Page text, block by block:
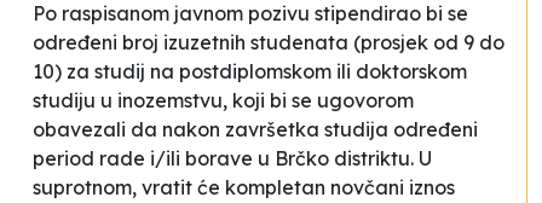
Po raspisanom javnom pozivu stipendirao bi se
određeni broj izuzetnih studenata (prosjek od 9 do
10) za studij na postdiplomskom ili doktorskom
studiju u inozemstvu, koji bi se ugovorom
obavezali da nakon završetka studija određeni
period rade i/ili borave u Brčko distriktu. U
suprotnom, vratit će kompletan novčani iznos